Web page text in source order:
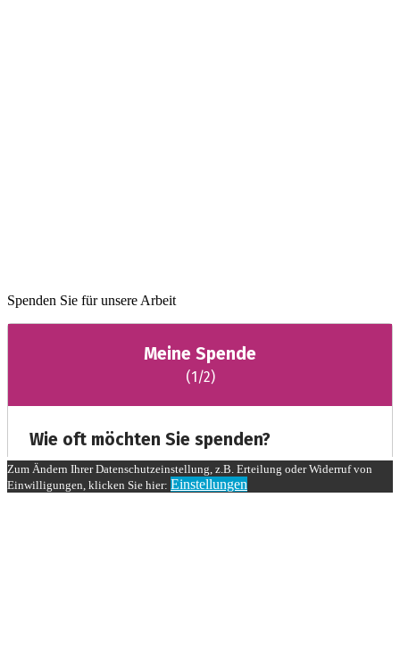
Spenden Sie für unsere Arbeit
Zum Ändern Ihrer Datenschutzeinstellung, z.B. Erteilung oder Widerruf von
Einwilligungen, klicken Sie hier: Einstellungen